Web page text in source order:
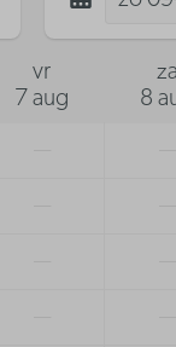
vr
7 aug
za
8